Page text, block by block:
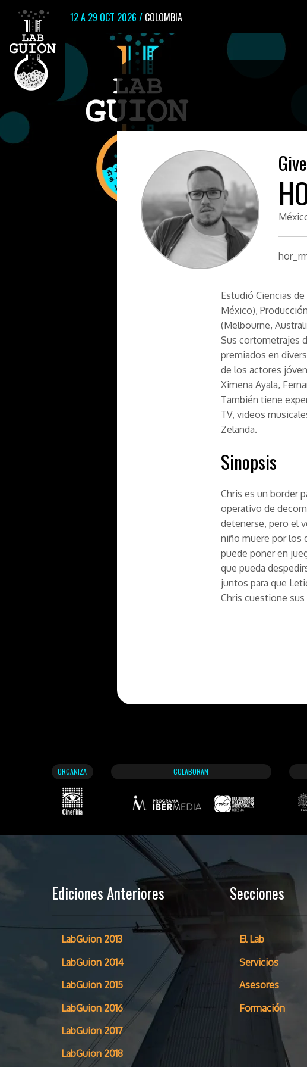
12 A 29 OCT 2026 / COLOMBIA
Estudió Ciencias
México),
(Melbourne,
Sus cortometrajes
premiados en
de los actores
Ximena Ayala,
También tiene
TV, videos
Zelanda.
Sinopsis
Chris es un border
operativo de
detenerse, pero el
niño muere por los
puede poner en
que pueda
juntos para que
Chris cuestione
ORGANIZA COLABORAN
Ediciones Anteriores
LabGuion 2013
LabGuion 2014
LabGuion 2015
LabGuion 2016
LabGuion 2017
LabGuion 2018
Secciones
El Lab
Servicios
Asesores
Formación